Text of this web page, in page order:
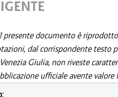
presente documento è
dal corrispondente testo
Giulia, non riveste
ufficiale avente valore